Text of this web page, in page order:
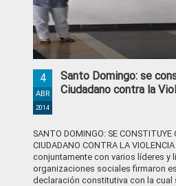
Santo Domingo: se
Ciudadano contra la
4
ABR
2014
SANTO DOMINGO: SE CONSTITUYE
CIUDADANO CONTRA LA VIOLENCIA
conjuntamente con varios líderes y
organizaciones sociales firmaron
declaración constitutiva con la cual